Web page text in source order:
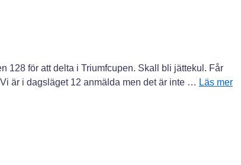
128 för att delta i Triumfcupen. Skall bli jättekul. Får
är i dagsläget 12 anmälda men det är inte … Läs mer